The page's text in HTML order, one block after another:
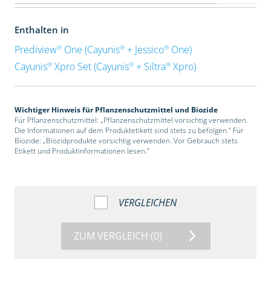
Enthalten in
Prediview®One (Cayunis®+ Jessico®One)
Cayunis®Xpro Set (Cayunis®+ Siltra®Xpro)
Wichtiger Hinweis für Pflanzenschutzmittel und Biozide
Für Pflanzenschutzmittel: „Pflanzenschutzmittel vorsichtig verwenden.
Die Informationen auf dem Produktetikett sind stets zu befolgen.“ Für
Biozide: „Biozidprodukte vorsichtig verwenden. Vor Gebrauch stets
Etikett und Produktinformationen lesen.“
VERGLEICHEN
ZUM VERGLEICH (0)